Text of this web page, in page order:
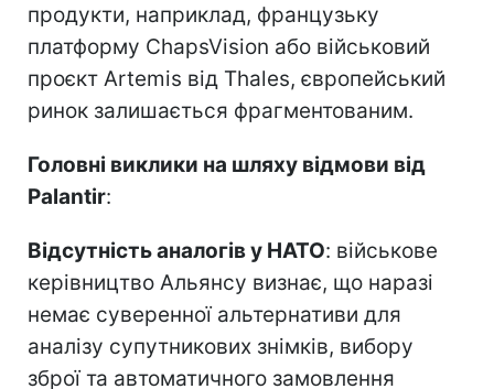
продукти, наприклад, французьку
платформу ChapsVision або військовий
проєкт Artemis від Thales, європейський
ринок залишається фрагментованим.
Головні виклики на шляху відмови від
Palantir:
Відсутність аналогів у НАТО: військове
керівництво Альянсу визнає, що наразі
немає суверенної альтернативи для
аналізу супутникових знімків, вибору
зброї та автоматичного замовлення